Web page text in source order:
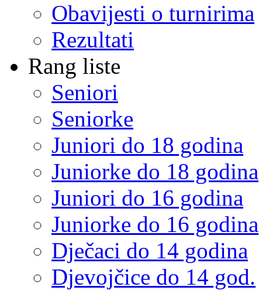
Obavijesti o turnirima
Rezultati
Rang liste
Seniori
Seniorke
Juniori do 18 godina
Juniorke do 18 godina
Juniori do 16 godina
Juniorke do 16 godina
Dječaci do 14 godina
Djevojčice do 14 god.